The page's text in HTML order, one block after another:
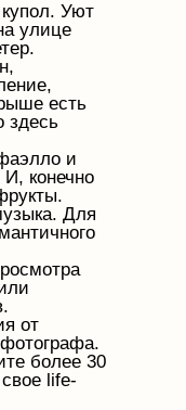
Уют
улице
есть
здесь
и
конечно
Для
от
более 30
life-